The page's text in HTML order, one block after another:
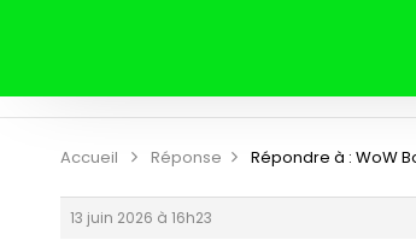
A
Accueil Réponse Répondre à : WoW
13 juin 2026 à 16h23